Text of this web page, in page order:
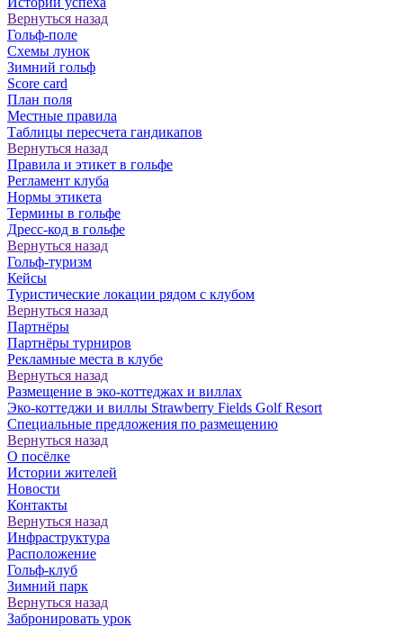
Вернуться назад
Гольф-поле
Схемы лунок
Зимний гольф
Score card
План поля
Местные правила
Таблицы пересчета гандикапов
Вернуться назад
Правила и этикет в гольфе
Регламент клуба
Нормы этикета
Термины в гольфе
Дресс-код в гольфе
Вернуться назад
Гольф-туризм
Кейсы
Туристические локации рядом с клубом
Вернуться назад
Партнёры
Партнёры турниров
Рекламные места в клубе
Вернуться назад
Размещение в эко-коттеджах и виллах
Эко-коттеджи и виллы Strawberry Fields Golf Resort
Специальные предложения по размещению
Вернуться назад
О посёлке
Истории жителей
Новости
Контакты
Вернуться назад
Инфраструктура
Расположение
Гольф-клуб
Зимний парк
Вернуться назад
Забронировать урок